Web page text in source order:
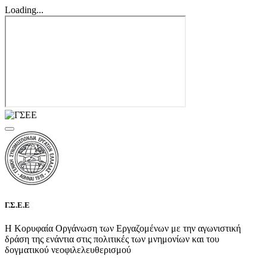
Loading...
Γ.Σ.Ε.Ε
Η Κορυφαία Οργάνωση των Εργαζομένων με την αγωνιστική
δράση της ενάντια στις πολιτικές των μνημονίων και του
δογματικού νεοφιλελευθερισμού